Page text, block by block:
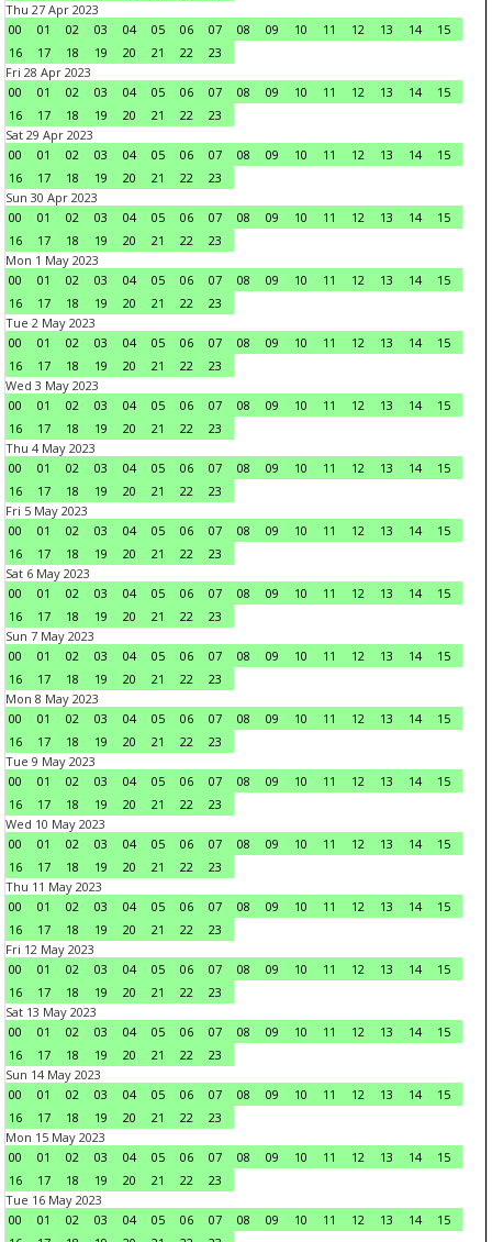
Thu 27 Apr 2023
00
01 02 03 04 05 06 07 08 09 10 11 12 13 14
15
16
17 18 19 20 21 22
23
Fri 28 Apr 2023
00
01 02 03 04 05 06 07 08 09 10 11 12 13 14
15
16
17 18 19 20 21 22
23
Sat 29 Apr 2023
00
01 02 03 04 05 06 07 08 09 10 11 12 13 14
15
16
17 18 19 20 21 22
23
Sun 30 Apr 2023
00
01 02 03 04 05 06 07 08 09 10 11 12 13 14
15
16
17 18 19 20 21 22
23
Mon 1 May 2023
00
01 02 03 04 05 06 07 08 09 10 11 12 13 14
15
16
17 18 19 20 21 22
23
Tue 2 May 2023
00
01 02 03 04 05 06 07 08 09 10 11 12 13 14
15
16
17 18 19 20 21 22
23
Wed 3 May 2023
00
01 02 03 04 05 06 07 08 09 10 11 12 13 14
15
16
17 18 19 20 21 22
23
Thu 4 May 2023
00
01 02 03 04 05 06 07 08 09 10 11 12 13 14
15
16
17 18 19 20 21 22
23
Fri 5 May 2023
00
01 02 03 04 05 06 07 08 09 10 11 12 13 14
15
16
17 18 19 20 21 22
23
Sat 6 May 2023
00
01 02 03 04 05 06 07 08 09 10 11 12 13 14
15
16
17 18 19 20 21 22
23
Sun 7 May 2023
00
01 02 03 04 05 06 07 08 09 10 11 12 13 14
15
16
17 18 19 20 21 22
23
Mon 8 May 2023
00
01 02 03 04 05 06 07 08 09 10 11 12 13 14
15
16
17 18 19 20 21 22
23
Tue 9 May 2023
00
01 02 03 04 05 06 07 08 09 10 11 12 13 14
15
16
17 18 19 20 21 22
23
Wed 10 May 2023
00
01 02 03 04 05 06 07 08 09 10 11 12 13 14
15
16
17 18 19 20 21 22
23
Thu 11 May 2023
00
01 02 03 04 05 06 07 08 09 10 11 12 13 14
15
16
17 18 19 20 21 22
23
Fri 12 May 2023
00
01 02 03 04 05 06 07 08 09 10 11 12 13 14
15
16
17 18 19 20 21 22
23
Sat 13 May 2023
00
01 02 03 04 05 06 07 08 09 10 11 12 13 14
15
16
17 18 19 20 21 22
23
Sun 14 May 2023
00
01 02 03 04 05 06 07 08 09 10 11 12 13 14
15
16
17 18 19 20 21 22
23
Mon 15 May 2023
00
01 02 03 04 05 06 07 08 09 10 11 12 13 14
15
16
17 18 19 20 21 22
23
Tue 16 May 2023
00
01 02 03 04 05 06 07 08 09 10 11 12 13 14
15